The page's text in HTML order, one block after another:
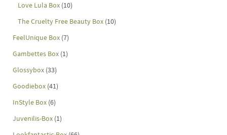
Love Lula Box (10)
The Cruelty Free Beauty Box (10)
FeelUnique Box (7)
Gambettes Box (1)
Glossybox (33)
Goodiebox (41)
InStyle Box (6)
Juvenilis-Box (1)